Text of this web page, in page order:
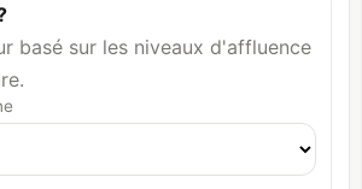
basé sur les niveaux d'affluence